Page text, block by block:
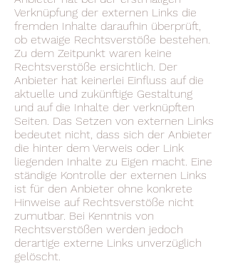
Verknüpfung der externen Links die
fremden Inhalte daraufhin überprüft,
ob etwaige Rechtsverstöße bestehen.
Zu dem Zeitpunkt waren keine
Rechtsverstöße ersichtlich. Der
Anbieter hat keinerlei Einfluss auf die
aktuelle und zukünftige Gestaltung
und auf die Inhalte der verknüpften
Seiten. Das Setzen von externen Links
bedeutet nicht, dass sich der Anbieter
die hinter dem Verweis oder Link
liegenden Inhalte zu Eigen macht. Eine
ständige Kontrolle der externen Links
ist für den Anbieter ohne konkrete
Hinweise auf Rechtsverstöße nicht
zumutbar. Bei Kenntnis von
Rechtsverstößen werden jedoch
derartige externe Links unverzüglich
gelöscht.